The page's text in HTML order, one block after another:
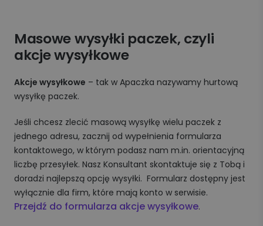
Masowe wysyłki paczek, czyli
akcje wysyłkowe
Akcje wysyłkowe – tak w Apaczka nazywamy hurtową
wysyłkę paczek.
Jeśli chcesz zlecić masową wysyłkę wielu paczek z
jednego adresu, zacznij od wypełnienia formularza
kontaktowego, w którym podasz nam m.in. orientacyjną
liczbę przesyłek. Nasz Konsultant skontaktuje się z Tobą i
doradzi najlepszą opcję wysyłki. Formularz dostępny jest
wyłącznie dla firm, które mają konto w serwisie.
Przejdź do formularza akcje wysyłkowe.